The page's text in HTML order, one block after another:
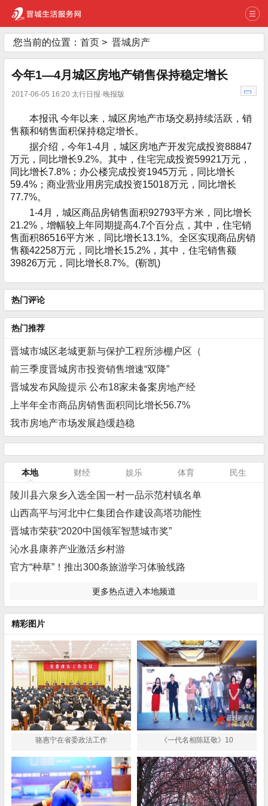
您当前的位置： 首页 > 晋城房产
今年1—4月城区房地产销售保持稳定增长
2017-06-05 16:20 太行日报·晚报版
本报讯 今年以来，城区房地产市场交易持续活跃，销
售额和销售面积保持稳定增长。
据介绍，今年1-4月，城区房地产开发完成投资88847
万元，同比增长9.2%。其中，住宅完成投资59921万元，
同比增长7.8%；办公楼完成投资1945万元，同比增长
59.4%；商业营业用房完成投资15018万元，同比增长
77.7%。
1-4月，城区商品房销售面积92793平方米，同比增长
21.2%，增幅较上年同期提高4.7个百分点，其中，住宅销
售面积86516平方米，同比增长13.1%。全区实现商品房销
售额42258万元，同比增长15.2%，其中，住宅销售额
39826万元，同比增长8.7%。(靳凯)
热门评论
热门推荐
晋城市城区老城更新与保护工程所涉棚户区（
前三季度晋城房市投资销售增速“双降”
晋城发布风险提示 公布18家未备案房地产经
上半年全市商品房销售面积同比增长56.7%
我市房地产市场发展趋缓趋稳
本地 财经 娱乐 体育 民生
陵川县六泉乡入选全国一村一品示范村镇名单
山西高平与河北中仁集团合作建设高塔功能性
晋城市荣获“2020中国领军智慧城市奖”
沁水县康养产业激活乡村游
官方“种草”！推出300条旅游学习体验线路
更多热点进入本地频道
精彩图片
骆惠宁在省委政法工作 《一代名相陈廷敬》10